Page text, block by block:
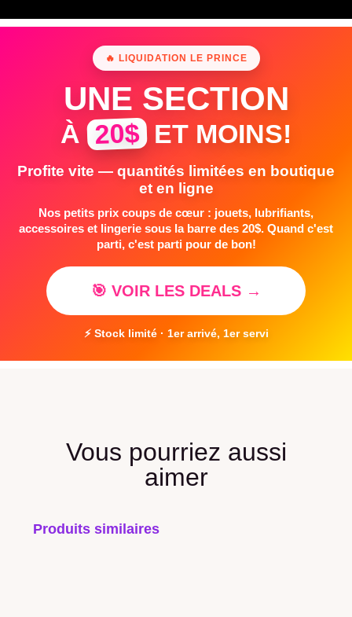
🔥 LIQUIDATION LE PRINCE
UNE SECTION
À 20$ ET MOINS!
Profite vite — quantités limitées en boutique
et en ligne
Nos petits prix coups de cœur : jouets, lubrifiants,
accessoires et lingerie sous la barre des 20$. Quand c'est
parti, c'est parti pour de bon!
🎯 VOIR LES DEALS →
⚡ Stock limité · 1er arrivé, 1er servi
Vous pourriez aussi
aimer
Produits similaires